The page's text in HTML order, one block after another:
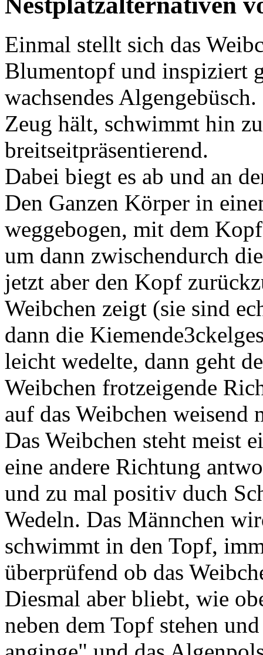
Einmal stellt sich das
Blumentopf und inspiziert
wachsendes
Zeug hält, schwimmt hin
breitseitpräsentierend.
Dabei biegt es ab und an
Den Ganzen Körper in
weggebogen, mit dem
um dann zwischendurch
jetzt aber den Kopf
Weibchen zeigt (sie sind
dann die
leicht wedelte, dann geht
Weibchen frotzeigende
auf das Weibchen weisend
Das Weibchen steht meist
eine andere Richtung
und zu mal positiv duch
Wedeln. Das Männchen
schwimmt in den Topf,
überprüfend ob das
Diesmal aber bliebt, wie
neben dem Topf stehen